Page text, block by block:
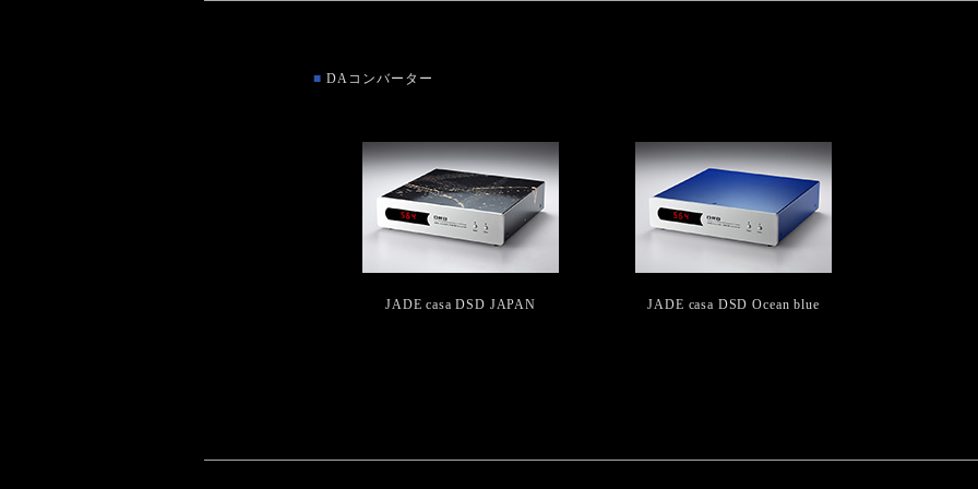
■ DAコンバーター
JADE casa DSD JAPAN JADE casa DSD Ocean blue